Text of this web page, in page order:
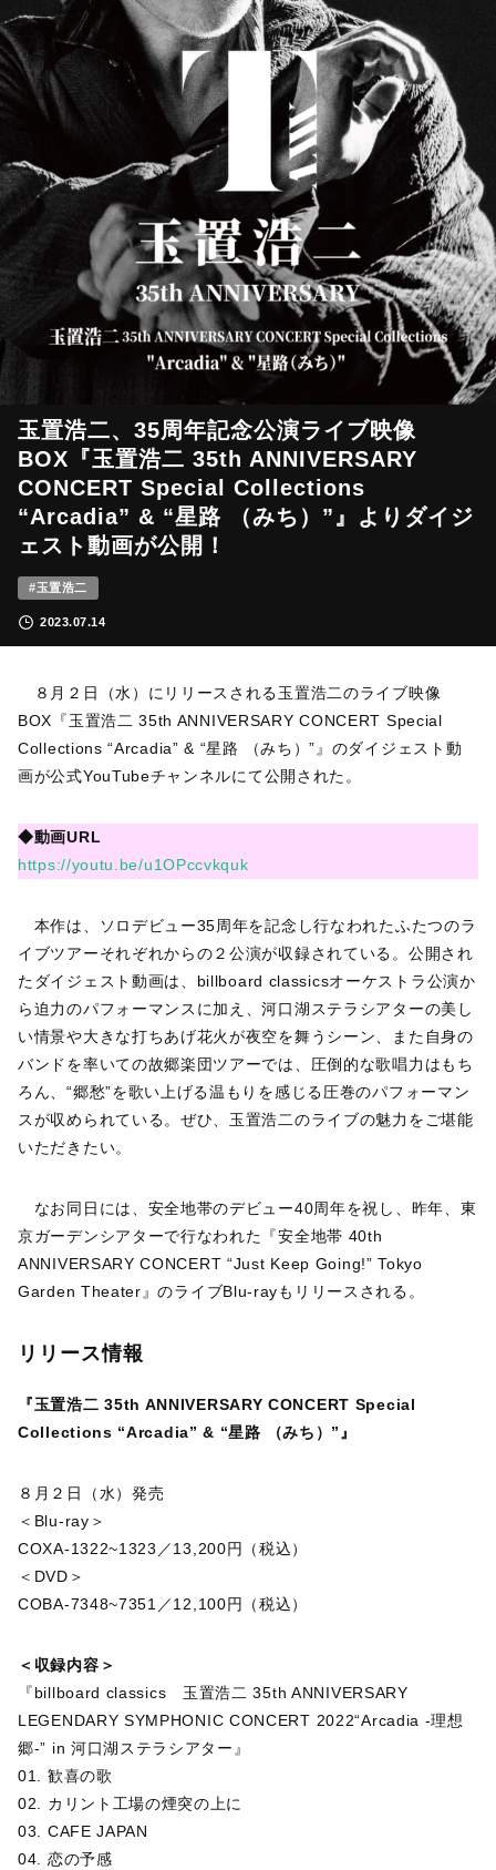
玉置浩二、35周年記念公演ライブ映像
BOX『玉置浩二 35th ANNIVERSARY
CONCERT Special Collections
“Arcadia” & “星路 （みち）”』よりダイジ
ェスト動画が公開！
#玉置浩二
2023.07.14
８月２日（水）にリリースされる玉置浩二のライブ映像
BOX『玉置浩二 35th ANNIVERSARY CONCERT Special
Collections “Arcadia” & “星路 （みち）”』のダイジェスト動
画が公式YouTubeチャンネルにて公開された。
◆動画URL
https://youtu.be/u1OPccvkquk
本作は、ソロデビュー35周年を記念し行なわれたふたつのラ
イブツアーそれぞれからの２公演が収録されている。公開され
たダイジェスト動画は、billboard classicsオーケストラ公演か
ら迫力のパフォーマンスに加え、河口湖ステラシアターの美し
い情景や大きな打ちあげ花火が夜空を舞うシーン、また自身の
バンドを率いての故郷楽団ツアーでは、圧倒的な歌唱力はもち
ろん、“郷愁”を歌い上げる温もりを感じる圧巻のパフォーマン
スが収められている。ぜひ、玉置浩二のライブの魅力をご堪能
いただきたい。
なお同日には、安全地帯のデビュー40周年を祝し、昨年、東
京ガーデンシアターで行なわれた『安全地帯 40th
ANNIVERSARY CONCERT “Just Keep Going!” Tokyo
Garden Theater』のライブBlu-rayもリリースされる。
リリース情報
『玉置浩二 35th ANNIVERSARY CONCERT Special
Collections “Arcadia” & “星路 （みち）”』
８月２日（水）発売
＜Blu-ray＞
COXA-1322~1323／13,200円（税込）
＜DVD＞
COBA-7348~7351／12,100円（税込）
＜収録内容＞
『billboard classics 玉置浩二 35th ANNIVERSARY
LEGENDARY SYMPHONIC CONCERT 2022“Arcadia -理想
郷-” in 河口湖ステラシアター』
01. 歓喜の歌
02. カリント工場の煙突の上に
03. CAFE JAPAN
04. 恋の予感